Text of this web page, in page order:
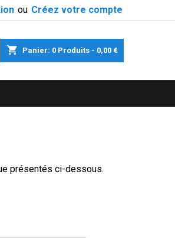
ou Créez votre compte
shopping_cart Panier: 0 Produits - 0,00 €
présentés ci-dessous.